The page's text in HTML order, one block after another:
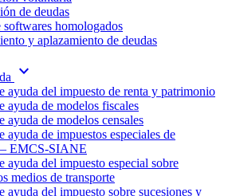
de deudas
softwares homologados
y aplazamiento de deudas
expand_more
ayuda del impuesto de renta y patrimonio
ayuda de modelos fiscales
ayuda de modelos censales
ayuda de impuestos especiales de
EMCS-SIANE
ayuda del impuesto especial sobre
medios de transporte
ayuda del impuesto sobre sucesiones y